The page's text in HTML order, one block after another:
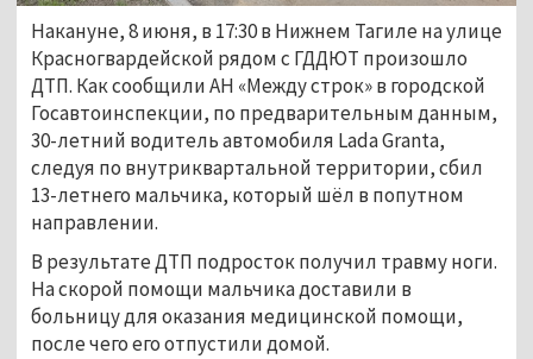
Накануне, 8 июня, в 17:30 в Нижнем Тагиле на улице
Красногвардейской рядом с ГДДЮТ произошло
ДТП. Как сообщили АН «Между строк» в городской
Госавтоинспекции, по предварительным данным,
30-летний водитель автомобиля Lada Granta,
следуя по внутриквартальной территории, сбил
13-летнего мальчика, который шёл в попутном
направлении.
В результате ДТП подросток получил травму ноги.
На скорой помощи мальчика доставили в
больницу для оказания медицинской помощи,
после чего его отпустили домой.